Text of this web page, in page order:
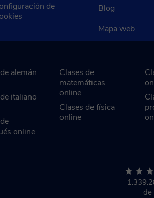
de
Blog
Mapa web
alemán
italiano
online
Clases de
matemáticas
online
Clases de física
online
de